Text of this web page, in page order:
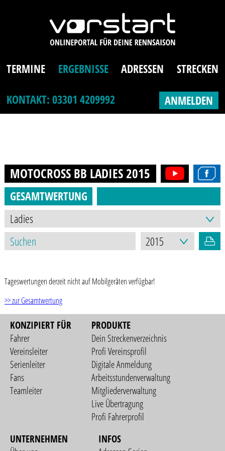
TERMINE ERGEBNISSE ADRESSEN
STRECKEN
KONTAKT: 03301 4209992
ANMELDEN
MOTOCROSS BB LADIES2015
GESAMTWERTUNG
Tageswertungen derzeit nicht auf Mobilgeräten verfügbar!
>> zur Gesamtwertung
KONZIPIERT FÜR
Fahrer
Vereinsleiter
Serienleiter
Fans
Teamleiter
PRODUKTE
Dein Streckenverzeichnis
Profi Vereinsprofil
Digitale Anmeldung
Arbeitsstundenverwaltung
Mitgliederverwaltung
Live Übertragung
Profi Fahrerprofil
UNTERNEHMEN
INFOS